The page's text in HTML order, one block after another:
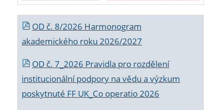
OD č. 8/2026 Harmonogram
akademického roku 2026/2027
OD č. 7_2026 Pravidla pro rozdělení
institucionální podpory na vědu a výzkum
poskytnuté FF UK_Co operatio 2026